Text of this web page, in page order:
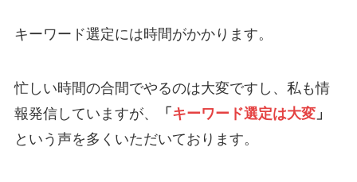
キーワード選定には時間がかかります。
忙しい時間の合間でやるのは大変ですし、私も情
報発信していますが、
「 キーワード選定は大変」
という声を多くいただいております。